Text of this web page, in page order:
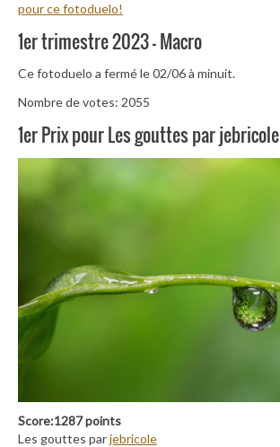
pour ce fotoduelo!
1er trimestre 2023 – Macro
Ce fotoduelo a fermé le 02/06 à minuit.
Nombre de votes: 2055
1er Prix pour Les gouttes par jebricole
Score:1287 points
Les gouttes parjebricole